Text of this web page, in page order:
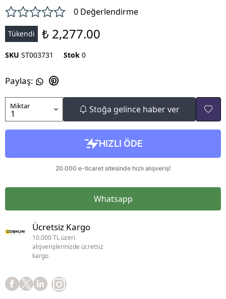
0 Değerlendirme
Tükendi ₺ 2,277.00
SKU ST003731 Stok 0
Paylaş:
Miktar Stoğa gelince haber ver
Whatsapp
Ücretsiz Kargo
10.000 TL üzeri
alışverişlerinizde ücretsiz
kargo